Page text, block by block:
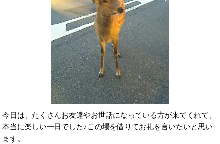
今日は、たくさんお友達やお世話になっている方が来てくれて、
本当に楽しい一日でした♪この場を借りてお礼を言いたいと思い
ます。